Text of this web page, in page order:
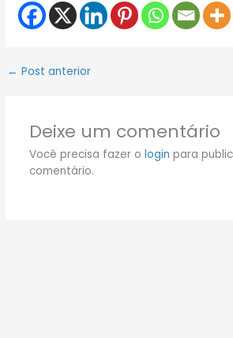
← Post anterior
Deixe um comentário
Você precisa fazer o login para
comentário.